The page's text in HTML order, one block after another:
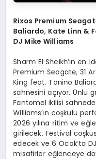
Rixos Premium
Baliardo, Kate Linn &
DJ Mike Williams
Sharm El Sheikh’in en
Premium Seagate, 31
King feat. Tonino
sahnesini açıyor. Ünlu
Fantomel ikilisi
Williams’ın coşkulu
2026 yılına ritim ve
girilecek. Festival
edecek ve 6 Ocak’ta
misafirler eğlenceye